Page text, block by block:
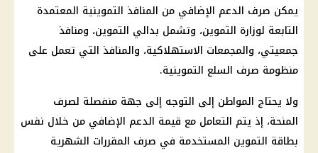
يمكن صرف الدعم الإضافي من المنافذ التموينية المعتمدة
التابعة لوزارة التموين، وتشمل بدالي التموين، ومنافذ
جمعيتي، والمجمعات الاستهلاكية، والمنافذ التي تعمل على
منظومة صرف السلع التموينية.
ولا يحتاج المواطن إلى التوجه إلى جهة منفصلة لصرف
المنحة، إذ يتم التعامل مع قيمة الدعم الإضافي من خلال نفس
بطاقة التموين المستخدمة في صرف المقررات الشهرية